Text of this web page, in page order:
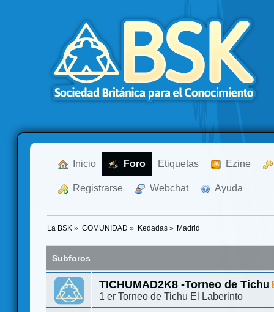
Inicio Foro Etiquetas Ezine
Registrarse Webchat Ayuda
La BSK » COMUNIDAD » Kedadas» Madrid
Subforos
TICHUMAD2K8 -Torneo de Tichu
1 er Torneo de Tichu El Laberinto